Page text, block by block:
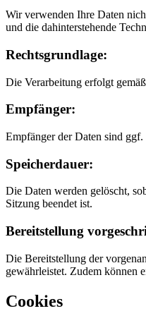
Wir verwenden Ihre Daten
und die dahinterstehende
Rechtsgrundlage:
Die Verarbeitung erfolgt
Empfänger:
Empfänger der Daten sind
Speicherdauer:
Die Daten werden gelöscht,
Sitzung beendet ist.
Bereitstellung
Die Bereitstellung der
gewährleistet. Zudem können
Cookies